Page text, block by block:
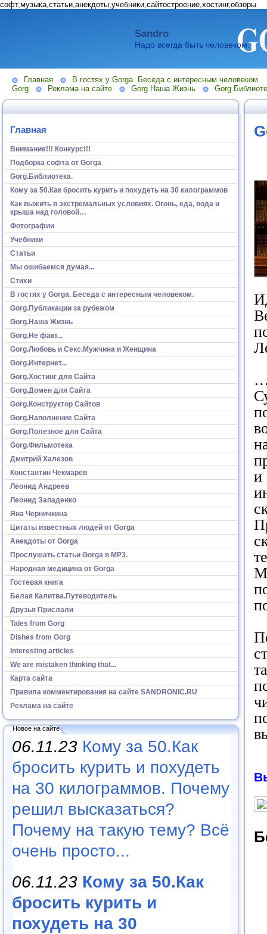
софт,музыка,статьи,анекдоты,учебники,сайтостроение,хостинг,обзоры
Sandro
Надо всегда быть человеком.
Главная
В гостях у Gorga. Беседа с интересным человеком.
Gorg
Реклама на сайте Gorg.Наша Жизнь
Главная
Внимание!!! Конкурс!!!
Подборка софта от Gorga
Gorg.Библиотека.
Кому за 50.Как бросить курить и похудеть на 30 килограммов
Как выжить в экстремальных условиях. Огонь, еда, вода и
крыша над головой…
Фотографии
Учебники
Статьи
Мы ошибаемся думая...
Стихи
В гостях у Gorga. Беседа с интересным человеком.
Gorg.Публикации за рубежом
Gorg.Наша Жизнь
Gorg.Не факт...
Gorg.Любовь и Секс.Мужчина и Женщина
Gorg.Интернет...
Gorg.Хостинг для Сайта
Gorg.Домен для Сайта
Gorg.Конструктор Сайтов
Gorg.Наполнение Сайта
Gorg.Полезное для Сайта
Gorg.Фильмотека
Дмитрий Халезов
Константин Чекмарёв
Леонид Андреев
Леонид Западенко
Яна Черничкина
Цитаты известных людей от Gorga
Анекдоты от Gorga
Прослушать статьи Gorga в МР3.
Народная медицина от Gorga
Гостевая книга
Белая Калитва.Путеводитель
Друзья Прислали
Tales from Gorg
Dishes from Gorg
Interesting articles
We are mistaken thinking that...
Карта сайта
Правила комментирования на сайте SANDRONIC.RU
Реклама на сайте
Новое на сайте
06.11.23 Кому за 50.Как
бросить курить и похудеть
на 30 килограммов. Почему
решил высказаться?
Почему на такую тему? Всё
очень просто...
06.11.23 Кому за 50.Как
бросить курить и
похудеть на 30
и